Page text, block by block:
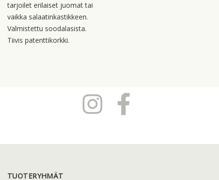
tarjoilet erilaiset juomat tai
vaikka salaatinkastikkeen.
Valmistettu soodalasista.
Tiivis patenttikorkki.
TUOTERYHMÄT